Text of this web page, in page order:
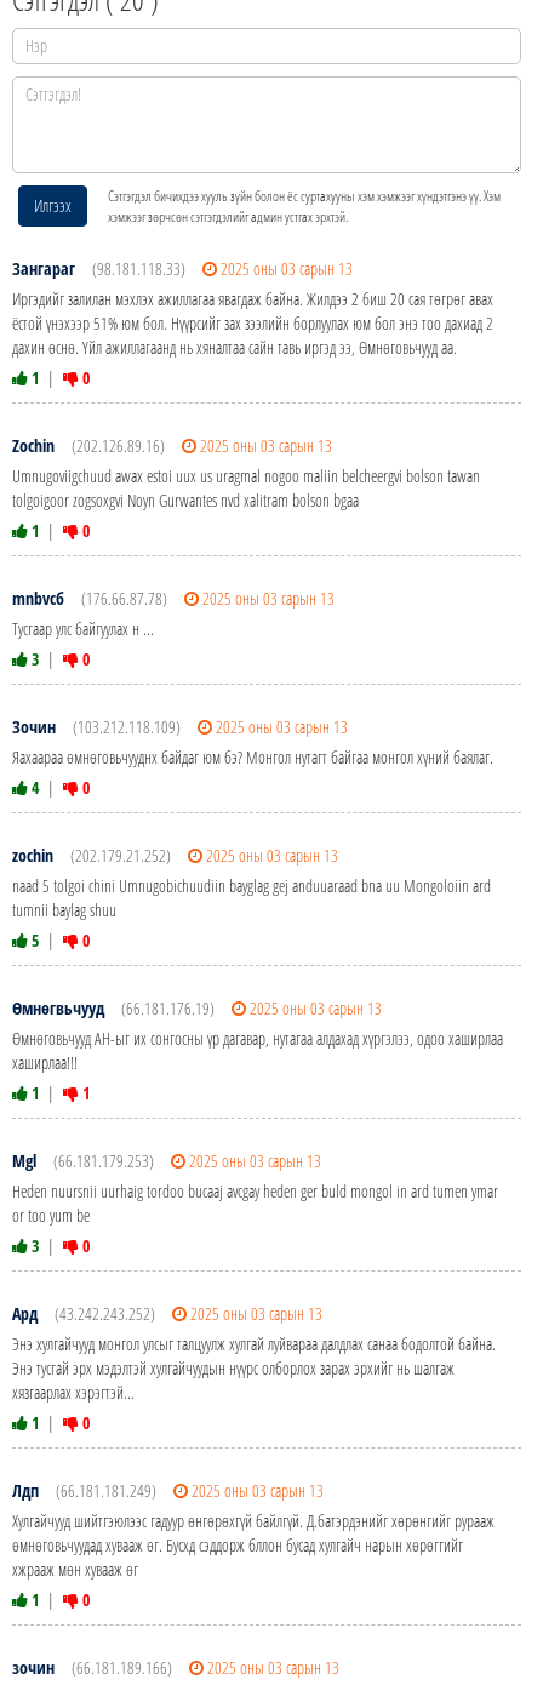
Илгээх
Сэтгэгдэл бичихдээ хууль зүйн болон ёс суртахууны хэм хэмжээг хүндэтгэнэ үү. Хэм
хэмжээг зөрчсөн сэтгэгдэлийг админ устгах эрхтэй.
Зангараг (98.181.118.33)
2025 оны 03 сарын 13
Иргэдийг залилан мэхлэх ажиллагаа явагдаж байна. Жилдээ 2 биш 20 сая төгрөг авах
ёстой үнэхээр 51% юм бол. Нүүрсийг зах зээлийн борлуулах юм бол энэ тоо дахиад 2
дахин өснө. Үйл ажиллагаанд нь хяналтаа сайн тавь иргэд ээ, Өмнөговьчууд аа.
1 | 0
Zochin (202.126.89.16)
2025 оны 03 сарын 13
Umnugoviigchuud awax estoi uux us uragmal nogoo maliin belcheergvi bolson tawan
tolgoigoor zogsoxgvi Noyn Gurwantes nvd xalitram bolson bgaa
1 | 0
mnbvcб (176.66.87.78)
2025 оны 03 сарын 13
Тусгаар улс байгуулах н ...
3 | 0
Зочин (103.212.118.109)
2025 оны 03 сарын 13
Яахаараа өмнөговьчууднх байдаг юм бэ? Монгол нутагт байгаа монгол хүний баялаг.
4 | 0
zochin (202.179.21.252)
2025 оны 03 сарын 13
naad 5 tolgoi chini Umnugobichuudiin bayglag gej anduuaraad bna uu Mongoloiin ard
tumnii baylag shuu
5 | 0
Өмнөгвьчууд (66.181.176.19)
2025 оны 03 сарын 13
Өмнөговьчууд АН-ыг их сонгосны үр дагавар, нутагаа алдахад хүргэлээ, одоо хаширлаа
хаширлаа!!!
1 | 1
Mgl (66.181.179.253)
2025 оны 03 сарын 13
Heden nuursnii uurhaig tordoo bucaaj avcgay heden ger buld mongol in ard tumen ymar
or too yum be
3 | 0
Ард (43.242.243.252)
2025 оны 03 сарын 13
Энэ хулгайчууд монгол улсыг талцуулж хулгай луйвараа далдлах санаа бодолтой байна.
Энэ тусгай эрх мэдэлтэй хулгайчуудын нүүрс олборлох зарах эрхийг нь шалгаж
хязгаарлах хэрэгтэй...
1 | 0
Лдп (66.181.181.249)
2025 оны 03 сарын 13
Хулгайчууд шийтгэюлээс гадуур өнгөрөхгүй байлгүй. Д.батэрдэнийг хөрөнгийг рурааж
өмнөговьчуудад хувааж өг. Бусхд сэддорж бллон бусад хулгайч нарын хөрөггийг
хжрааж мөн хувааж өг
1 | 0
зочин (66.181.189.166)
2025 оны 03 сарын 13